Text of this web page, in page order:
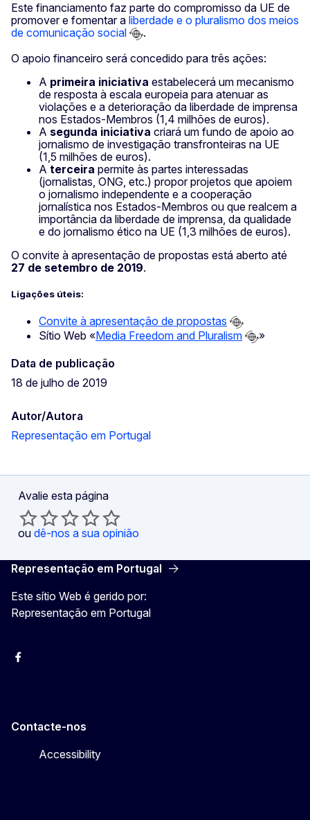
Este financiamento faz parte do compromisso da UE de
promover e fomentar a liberdade e o pluralismo dos meios
de comunicação social
.
O apoio financeiro será concedido para três ações:
A primeira iniciativa estabelecerá um mecanismo
de resposta à escala europeia para atenuar as
violações e a deterioração da liberdade de imprensa
nos Estados-Membros (1,4 milhões de euros).
A segunda iniciativa criará um fundo de apoio ao
jornalismo de investigação transfronteiras na UE
(1,5 milhões de euros).
A terceira permite às partes interessadas
(jornalistas, ONG, etc.) propor projetos que apoiem
o jornalismo independente e a cooperação
jornalística nos Estados-Membros ou que realcem a
importância da liberdade de imprensa, da qualidade
e do jornalismo ético na UE (1,3 milhões de euros).
O convite à apresentação de propostas está aberto até
27 de setembro de 2019.
Ligações úteis:
Convite à apresentação de propostas
Sítio Web «Media Freedom and Pluralism
»
Data de publicação
18 de julho de 2019
Autor/Autora
Representação em Portugal
Avalie esta página
ou dê-nos a sua opinião
Representação em Portugal
Este sítio Web é gerido por:
Representação em Portugal
Facebook
Contacte-nos
Accessibility